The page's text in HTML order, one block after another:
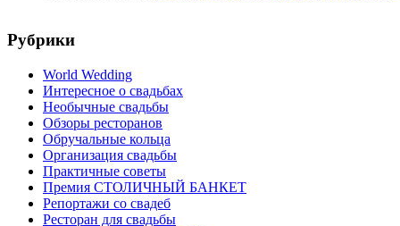
Рубрики
World Wedding
Интересное о свадьбах
Необычные свадьбы
Обзоры ресторанов
Обручальные кольца
Организация свадьбы
Практичные советы
Премия СТОЛИЧНЫЙ БАНКЕТ
Репортажи со свадеб
Ресторан для свадьбы